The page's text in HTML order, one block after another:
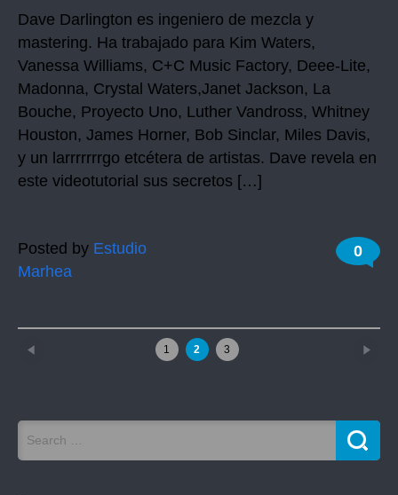
Dave Darlington es ingeniero de mezcla y
mastering. Ha trabajado para Kim Waters,
Vanessa Williams, C+C Music Factory, Deee-Lite,
Madonna, Crystal Waters,Janet Jackson, La
Bouche, Proyecto Uno, Luther Vandross, Whitney
Houston, James Horner, Bob Sinclar, Miles Davis,
y un larrrrrrrgo etcétera de artistas. Dave revela en
este videotutorial sus secretos […]
Posted by Estudio
Marhea
0
← 1 2 3 →